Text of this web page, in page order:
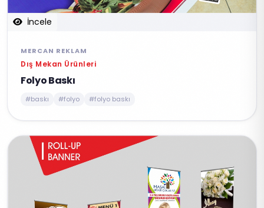
İncele
MERCAN REKLAM
Dış Mekan Ürünleri
Folyo Baskı
#baskı #folyo #folyo baskı